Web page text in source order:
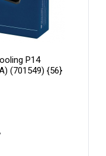
P14
(701549) {56}